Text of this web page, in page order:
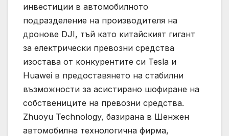
инвестиции в автомобилното
подразделение на производителя на
дронове DJI, тъй като китайският гигант
за електрически превозни средства
изостава от конкурентите си Tesla и
Huawei в предоставянето на стабилни
възможности за асистирано шофиране на
собствениците на превозни средства.
Zhuoyu Technology, базирана в Шенжен
автомобилна технологична фирма,